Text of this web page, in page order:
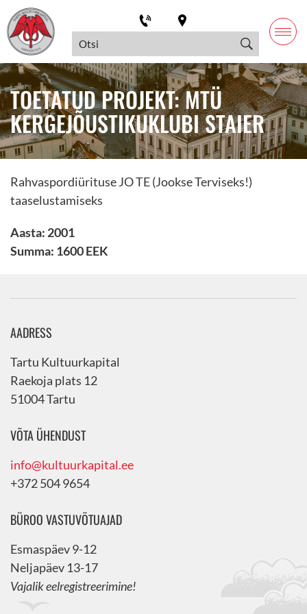
TOETATUD PROJEKT: MTÜ
KERGEJÕUSTIKUKLUBI STAIER
Rahvaspordiürituse JO TE (Jookse Terviseks!)
taaselustamiseks
Aasta: 2001
Summa: 1600 EEK
AADRESS
Tartu Kultuurkapital
Raekoja plats 12
51004 Tartu
VÕTA ÜHENDUST
info@kultuurkapital.ee
+372 504 9654
BÜROO VASTUVÕTUAJAD
Esmaspäev 9-12
Neljapäev 13-17
Vajalik eelregistreerimine!